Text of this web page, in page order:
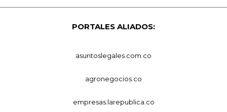
PORTALES ALIADOS:
asuntoslegales.com.co
agronegocios.co
empresas.larepublica.co